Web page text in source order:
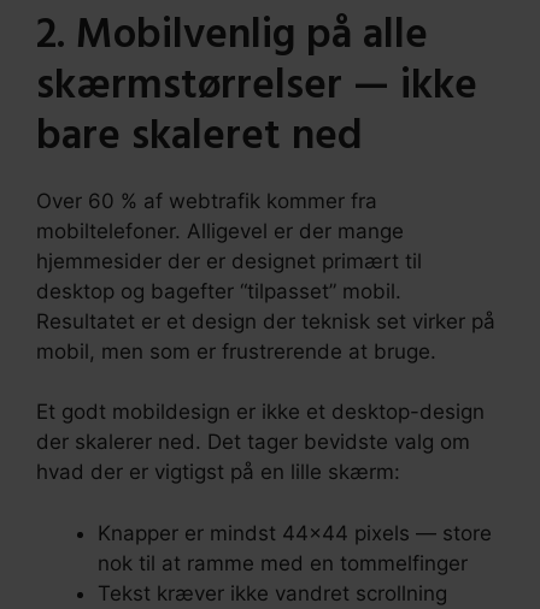
2. Mobilvenlig på alle
skærmstørrelser — ikke
bare skaleret ned
Over 60 % af webtrafik kommer fra
mobiltelefoner. Alligevel er der mange
hjemmesider der er designet primært til
desktop og bagefter “tilpasset” mobil.
Resultatet er et design der teknisk set virker på
mobil, men som er frustrerende at bruge.
Et godt mobildesign er ikke et desktop-design
der skalerer ned. Det tager bevidste valg om
hvad der er vigtigst på en lille skærm:
Knapper er mindst 44×44 pixels — store
nok til at ramme med en tommelfinger
Tekst kræver ikke vandret scrollning